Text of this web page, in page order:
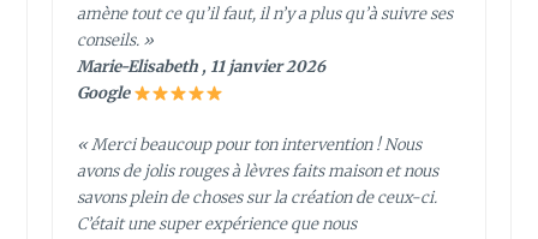
amène tout ce qu’il faut, il n’y a plus qu’à suivre ses
conseils. »
Marie-Elisabeth , 11 janvier 2026
Google
« Merci beaucoup pour ton intervention ! Nous
avons de jolis rouges à lèvres faits maison et nous
savons plein de choses sur la création de ceux-ci.
C’était une super expérience que nous